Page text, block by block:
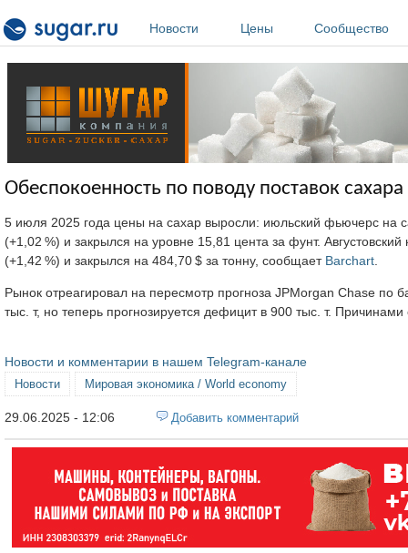
Новости
Цены Сообщество
Обеспокоенность по поводу поставок
5 июля 2025 года цены на сахар выросли: июльский фьючерс
(+1,02 %) и закрылся на уровне 15,81 цента за фунт.
(+1,42 %) и закрылся на 484,70 $ за тонну, сообщает Barchart
Рынок отреагировал на пересмотр прогноза JPMorgan Chase
тыс. т, но теперь прогнозируется дефицит в 900 тыс. т.
Новости и комментарии в нашем Telegram-канале
Новости Мировая экономика / World economy
29.06.2025 - 12:06 Добавить комментарий